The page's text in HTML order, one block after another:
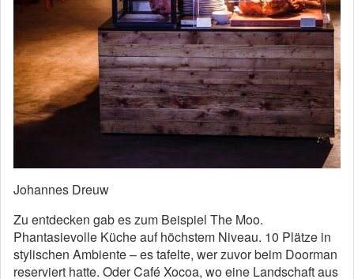
Johannes Dreuw
Zu entdecken gab es zum Beispiel The Moo.
Phantasievolle Küche auf höchstem Niveau. 10 Plätze in
stylischen Ambiente – es tafelte, wer zuvor beim Doorman
reserviert hatte. Oder Café Xocoa, wo eine Landschaft aus